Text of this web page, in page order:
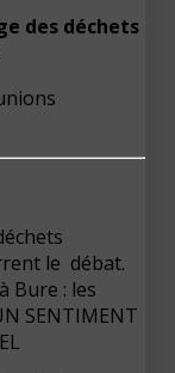
des déchets
le débat.
Bure : les
SENTIMENT